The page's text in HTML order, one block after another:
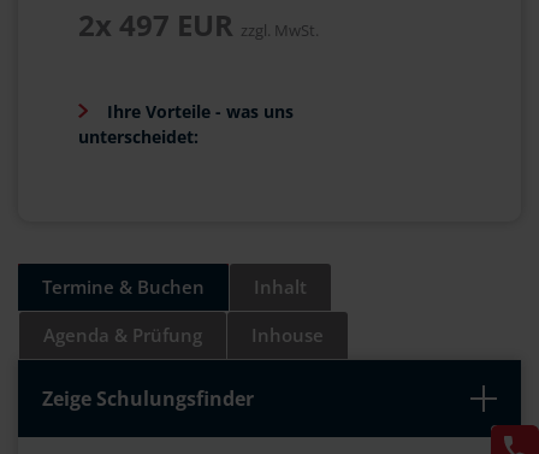
2x 497 EUR zzgl. MwSt.
Ihre Vorteile - was uns
unterscheidet:
Termine & Buchen
Inhalt
Agenda & Prüfung
Inhouse
Zeige Schulungsfinder